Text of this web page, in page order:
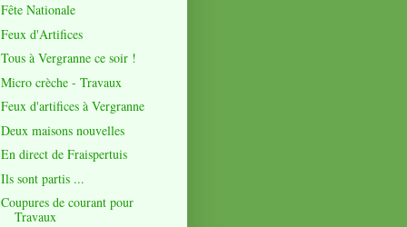
Fête Nationale
Feux d'Artifices
Tous à Vergranne ce soir !
Micro crèche - Travaux
Feux d'artifices à Vergranne
Deux maisons nouvelles
En direct de Fraispertuis
Ils sont partis ...
Coupures de courant pour
Travaux